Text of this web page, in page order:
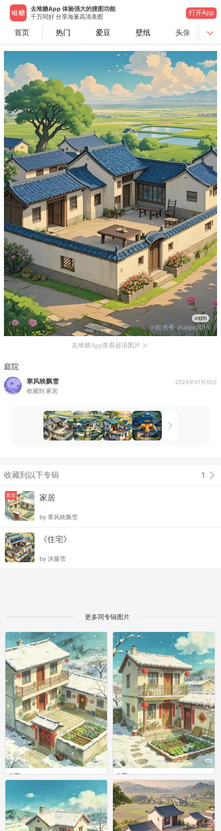
去堆糖App 体验强大的搜图功能
千万同好 分享海量高清美图
打开App
首页 热门 爱豆 壁纸 头像
去堆糖App查看超清图片
庭院
寒风映飘雪
收藏到 家居
2025年01月10日
收藏到以下专辑 1
首发 家居
by 寒风映飘雪
《住宅》
by 沐藤雪
更多同专辑图片
别墅
0
别墅